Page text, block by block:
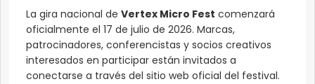
La gira nacional de Vertex Micro Fest comenzará
oficialmente el 17 de julio de 2026. Marcas,
patrocinadores, conferencistas y socios creativos
interesados en participar están invitados a
conectarse a través del sitio web oficial del festival.